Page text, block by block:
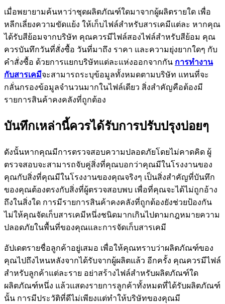
เมื่อพยายามค้นหาว่าชุดผลิตภัณฑ์ใดมาจากผู้ผลิตรายใด เพื่อ
หลีกเลี่ยงความขัดแย้ง ให้เก็บไฟล์สำหรับสารเคมีแต่ละ หากคุณ
ได้รับสีย้อมจากบริษัท คุณควรมีไฟล์สองไฟล์สำหรับสีย้อม คุณ
ควรบันทึกวันที่สั่งซื้อ วันที่มาถึง ราคา และความยุ่งยากใดๆ กับ
คำสั่งซื้อ ด้วยการแยกบริษัทแต่ละแห่งออกจากกัน การทำงาน
กับสารเคมีจะสามารถระบุข้อมูลทั้งหมดตามบริษัท แทนที่จะ
กลั่นกรองข้อมูลจำนวนมากในไฟล์เดียว สิ่งสำคัญคือต้องมี
รายการสินค้าคงคลังที่ถูกต้อง
บันทึกเหล่านี้ควรได้รับการปรับปรุงบ่อยๆ
ดังนั้นหากคุณมีการตรวจสอบความปลอดภัยโดยไม่คาดคิด ผู้
ตรวจสอบจะสามารถจับคู่สิ่งที่คุณบอกว่าคุณมีในโรงงานของ
คุณกับสิ่งที่คุณมีในโรงงานของคุณจริงๆ เป็นสิ่งสำคัญที่บันทึก
ของคุณต้องตรงกับสิ่งที่ผู้ตรวจสอบพบ เพื่อที่คุณจะได้ไม่ถูกอ้าง
ถึงในสิ่งใด การมีรายการสินค้าคงคลังที่ถูกต้องยังช่วยป้องกัน
ไม่ให้คุณจัดเก็บสารเคมีหนึ่งชนิดมากเกินไปตามกฎหมายความ
ปลอดภัยในพื้นที่ของคุณและการจัดเก็บสารเคมี
อัปเดตรายชื่อลูกค้าอยู่เสมอ เพื่อให้คุณทราบว่าผลิตภัณฑ์ของ
คุณไปถึงไหนหลังจากได้รับจากผู้ผลิตแล้ว อีกครั้ง คุณควรมีไฟล์
สำหรับลูกค้าแต่ละราย อย่าสร้างไฟล์สำหรับผลิตภัณฑ์ใด
ผลิตภัณฑ์หนึ่ง แล้วแสดงรายการลูกค้าทั้งหมดที่ได้รับผลิตภัณฑ์
นั้น การมีประวัติที่ดีไม่เพียงแต่ทำให้บริษัทของคุณมี